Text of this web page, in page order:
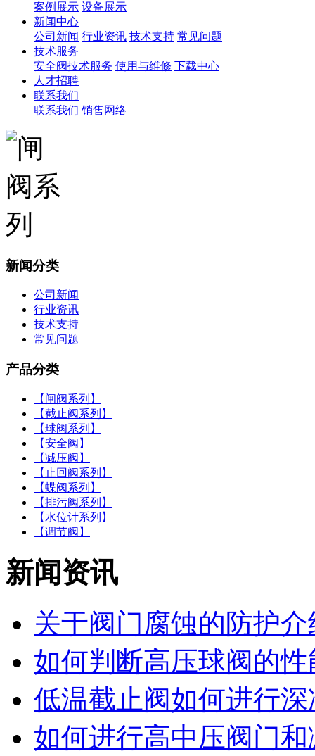
案例展示 设备展示
新闻中心
公司新闻 行业资讯 技术支持 常见问题
技术服务
安全阀技术服务 使用与维修 下载中心
人才招聘
联系我们
联系我们 销售网络
新闻分类
公司新闻
行业资讯
技术支持
常见问题
产品分类
【闸阀系列】
【截止阀系列】
【球阀系列】
【安全阀】
【减压阀】
【止回阀系列】
【蝶阀系列】
【排污阀系列】
【水位计系列】
【调节阀】
新闻资讯
关于阀门腐蚀的防护介
如何判断高压球阀的性
低温截止阀如何进行
如何进行高中压阀门和